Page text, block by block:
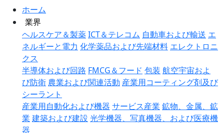
ホーム
業界
ヘルスケア＆製薬ICT＆テレコム 自動車および輸送 エ
ネルギーと電力 化学薬品および先端材料 エレクトロニ
クス
半導体および回路 FMCG＆フード 包装 航空宇宙およ
び防衛 農業および関連活動 産業用コーティング剤及び
シーラント
産業用自動化および機器 サービス産業 鉱物、金属、鉱
業 建築および建設 光学機器、写真機器、および医療機
器